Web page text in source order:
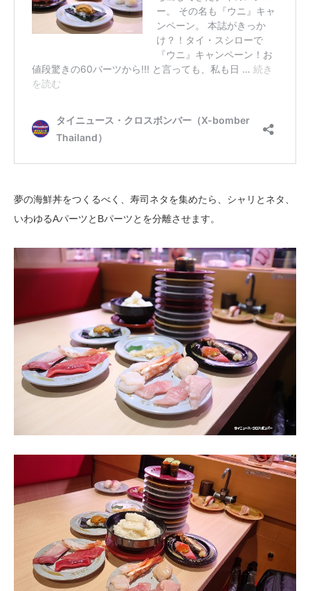
夢の海鮮丼をつくるべく、寿司ネタを集めたら、シャリとネタ、
いわゆるAパーツとBパーツとを分離させます。